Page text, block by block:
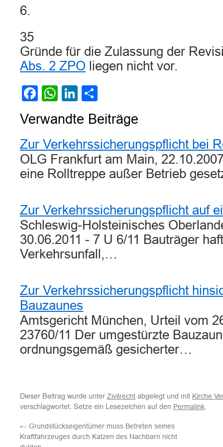
6.
35
Gründe für die Zulassung der
Abs. 2 ZPO liegen nicht vor.
Facebook
WhatsApp
LinkedIn
Verwandte Beiträge
Zur Verkehrssicherungspflicht bei
OLG Frankfurt am Main,
eine Rolltreppe außer Betrieb
Zur Verkehrssicherungspflicht auf
Schleswig-Holsteinisches
30.06.2011 - 7 U 6/11 Bauträger
Verkehrsunfall,…
Zur Verkehrssicherungspflicht
Bauzaunes
Amtsgericht München, Urteil vom
23760/11 Der umgestürzte
ordnungsgemäß gesicherter…
Dieser Beitrag wurde unter Zivilrecht abgelegt und mit Kirche
verschlagwortet. Setze ein Lesezeichen auf den Permalink.
← Grundstückseigentümer muss Betreten seines
Kraftfahrzeuges durch Katzen des Nachbarn nicht